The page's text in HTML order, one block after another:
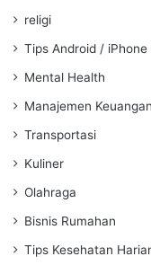
religi
Tips Android / iPhone
Mental Health
Manajemen Keuangan
Transportasi
Kuliner
Olahraga
Bisnis Rumahan
Tips Kesehatan